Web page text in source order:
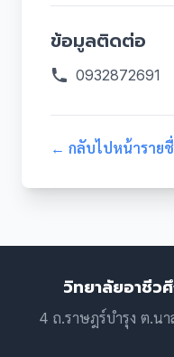
ข้อมูลติดต่อ
0932872691
← กลับไปหน้าราย
วิทยาลัยอาชีว
4 ถ.ราษฎร์บำรุง ต.น